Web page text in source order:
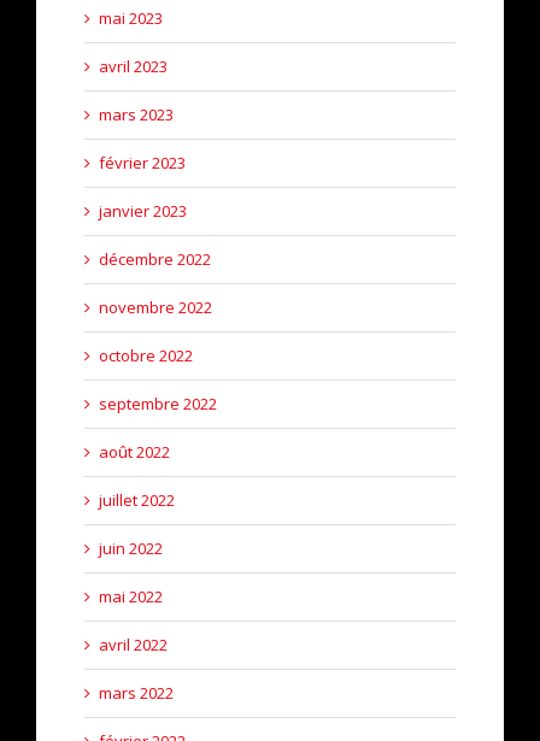
mai 2023
avril 2023
mars 2023
février 2023
janvier 2023
décembre 2022
novembre 2022
octobre 2022
septembre 2022
août 2022
juillet 2022
juin 2022
mai 2022
avril 2022
mars 2022